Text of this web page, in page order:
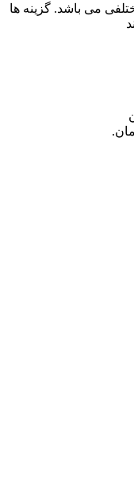
می باشد. گزینه ها